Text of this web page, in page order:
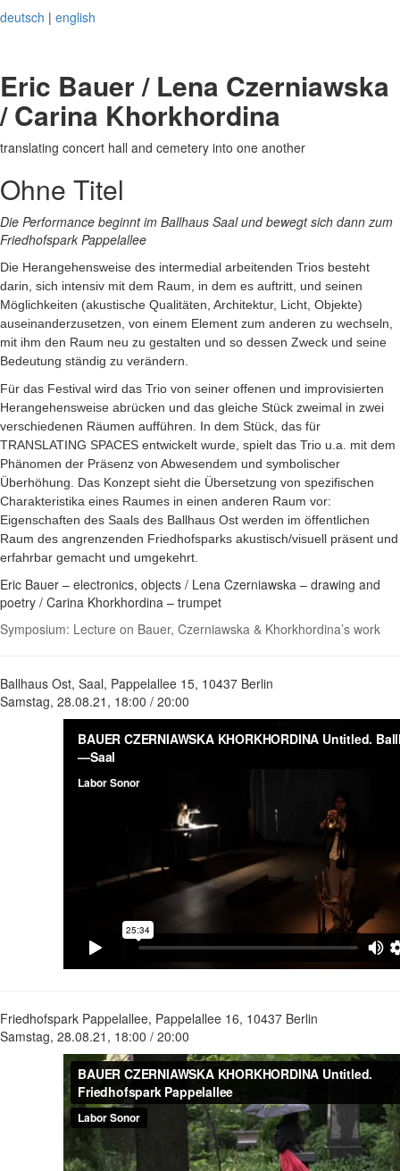
deutsch | english
Eric Bauer / Lena Czerniawska
/ Carina Khorkhordina
translating concert hall and cemetery into one another
Ohne Titel
Die Performance beginnt im Ballhaus Saal und bewegt sich dann zum
Friedhofspark Pappelallee
Die Herangehensweise des intermedial arbeitenden Trios besteht
darin, sich intensiv mit dem Raum, in dem es auftritt, und seinen
Möglichkeiten (akustische Qualitäten, Architektur, Licht, Objekte)
auseinanderzusetzen, von einem Element zum anderen zu wechseln,
mit ihm den Raum neu zu gestalten und so dessen Zweck und seine
Bedeutung ständig zu verändern.
Für das Festival wird das Trio von seiner offenen und improvisierten
Herangehensweise abrücken und das gleiche Stück zweimal in zwei
verschiedenen Räumen aufführen. In dem Stück, das für
TRANSLATING SPACES entwickelt wurde, spielt das Trio u.a. mit dem
Phänomen der Präsenz von Abwesendem und symbolischer
Überhöhung. Das Konzept sieht die Übersetzung von spezifischen
Charakteristika eines Raumes in einen anderen Raum vor:
Eigenschaften des Saals des Ballhaus Ost werden im öffentlichen
Raum des angrenzenden Friedhofsparks akustisch/visuell präsent und
erfahrbar gemacht und umgekehrt.
Eric Bauer – electronics, objects / Lena Czerniawska – drawing and
poetry / Carina Khorkhordina – trumpet
Symposium: Lecture on Bauer, Czerniawska & Khorkhordina’s work
Ballhaus Ost, Saal, Pappelallee 15, 10437 Berlin
Samstag, 28.08.21, 18:00 / 20:00
Friedhofspark Pappelallee, Pappelallee 16, 10437 Berlin
Samstag, 28.08.21, 18:00 / 20:00